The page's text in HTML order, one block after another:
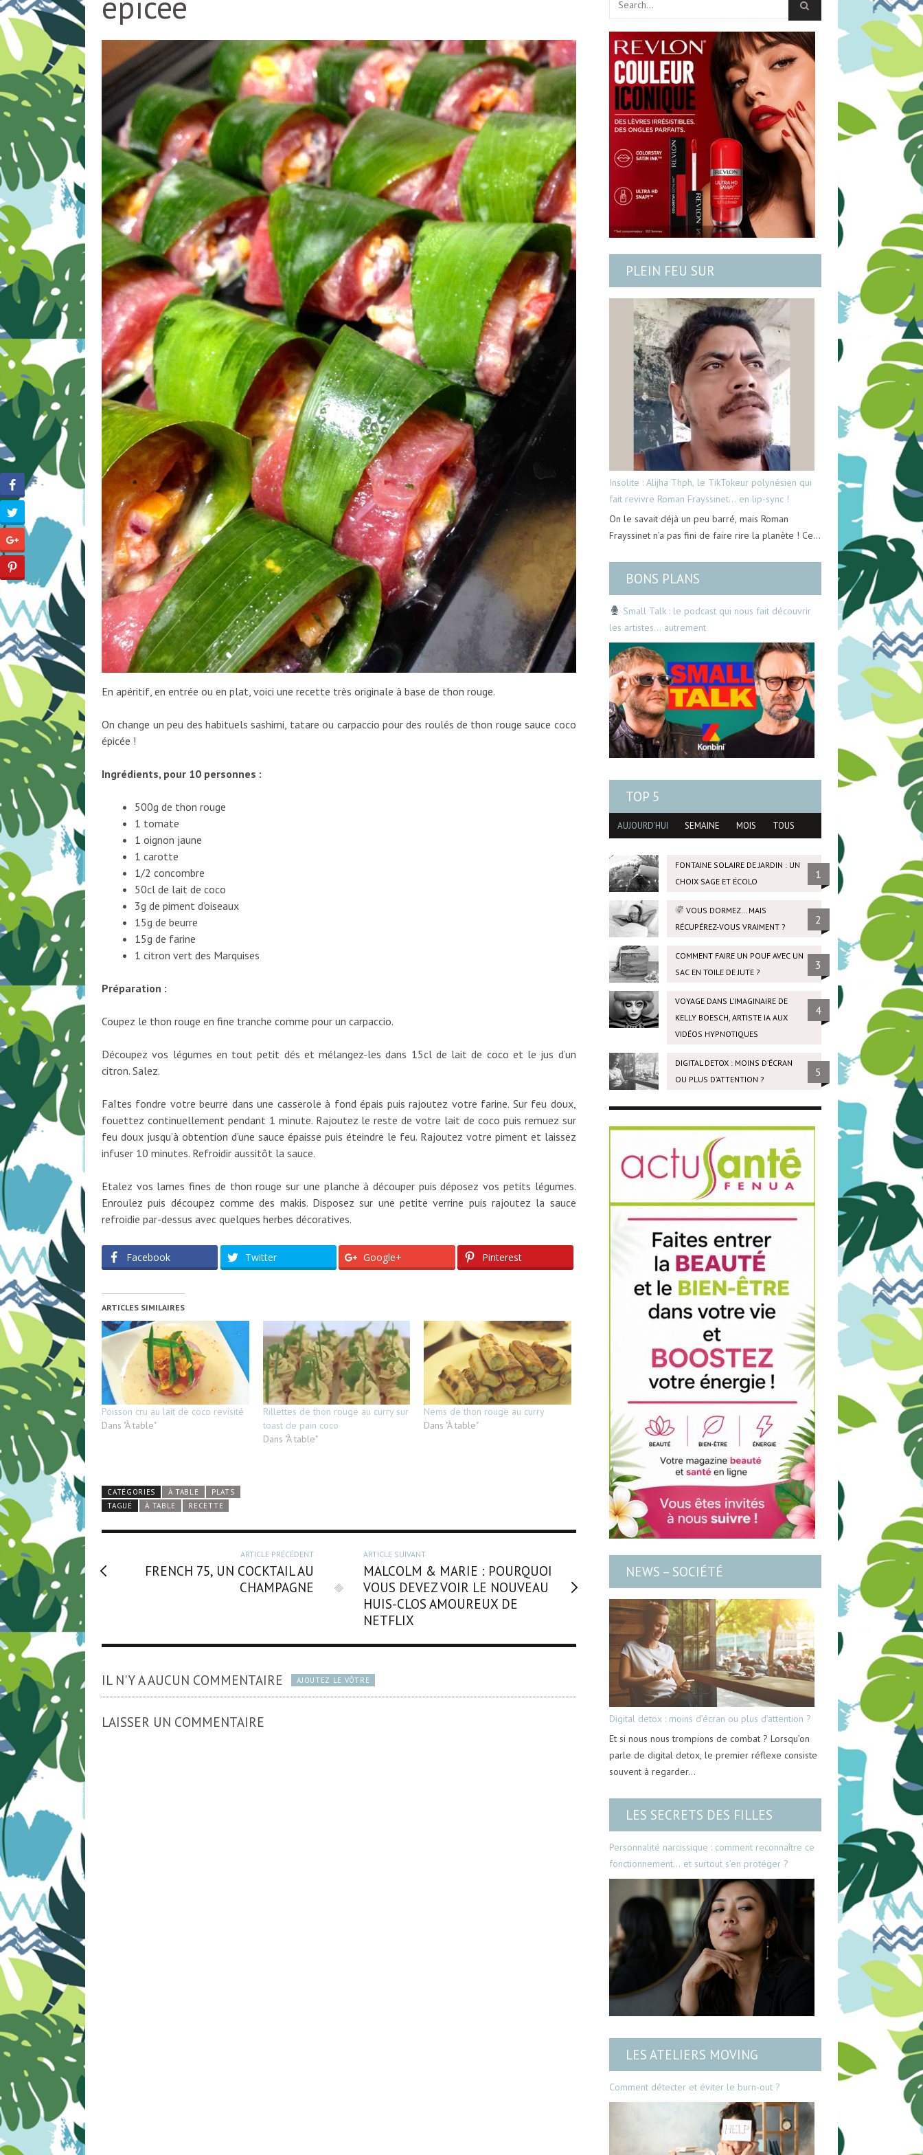
En apéritif, en entrée ou en plat, voici une recette très originale à base de thon rouge.
On change un peu des habituels sashimi, tatare ou carpaccio pour des roulés de thon rouge sauce coco
épicée !
Ingrédients, pour 10 personnes :
500g de thon rouge
1 tomate
1 oignon jaune
1 carotte
1/2 concombre
50cl de lait de coco
3g de piment d’oiseaux
15g de beurre
15g de farine
1 citron vert des Marquises
Préparation :
Coupez le thon rouge en fine tranche comme pour un carpaccio.
Découpez vos légumes en tout petit dés et mélangez-les dans 15cl de lait de coco et le jus d’un
citron. Salez.
Faîtes fondre votre beurre dans une casserole à fond épais puis rajoutez votre farine. Sur feu doux,
fouettez continuellement pendant 1 minute. Rajoutez le reste de votre lait de coco puis remuez sur
feu doux jusqu’à obtention d’une sauce épaisse puis éteindre le feu. Rajoutez votre piment et laissez
infuser 10 minutes. Refroidir aussitôt la sauce.
Etalez vos lames fines de thon rouge sur une planche à découper puis déposez vos petits légumes.
Enroulez puis découpez comme des makis. Disposez sur une petite verrine puis rajoutez la sauce
refroidie par-dessus avec quelques herbes décoratives.
Facebook Twitter Google+ Pinterest
ARTICLES SIMILAIRES
Poisson cru au lait de coco revisité
Dans "À table"
Rillettes de thon rouge au curry sur
toast de pain coco
Dans "À table"
Nems de thon rouge au curry
Dans "À table"
CATÉGORIES À TABLE
PLATS
TAGUÉ
À TABLE RECETTE
ARTICLE PRÉCÉDENT
FRENCH 75, UN COCKTAIL AU
CHAMPAGNE
ARTICLE SUIVANT
MALCOLM & MARIE : POURQUOI
VOUS DEVEZ VOIR LE NOUVEAU
HUIS-CLOS AMOUREUX DE
NETFLIX
IL N'Y A AUCUN COMMENTAIRE AJOUTEZ LE VÔTRE
LAISSER UN COMMENTAIRE
PLEIN FEU SUR
Insolite : Alijha Thph, le TikTokeur polynésien qui
fait revivre Roman Frayssinet… en lip-sync !
On le savait déjà un peu barré, mais Roman
Frayssinet n’a pas fini de faire rire la planète ! Ce…
BONS PLANS
Small Talk : le podcast qui nous fait découvrir
les artistes… autrement
TOP 5
AUJOURD'HUI SEMAINE MOIS TOUS
FONTAINE SOLAIRE DE JARDIN : UN
CHOIX SAGE ET ÉCOLO
1
VOUS DORMEZ… MAIS
RÉCUPÉREZ-VOUS VRAIMENT ?
2
COMMENT FAIRE UN POUF AVEC UN
SAC EN TOILE DE JUTE ?
3
VOYAGE DANS L’IMAGINAIRE DE
KELLY BOESCH, ARTISTE IA AUX
VIDÉOS HYPNOTIQUES
4
DIGITAL DETOX : MOINS D’ÉCRAN
OU PLUS D’ATTENTION ?
5
NEWS – SOCIÉTÉ
Digital detox : moins d’écran ou plus d’attention ?
Et si nous nous trompions de combat ? Lorsqu’on
parle de digital detox, le premier réflexe consiste
souvent à regarder…
LES SECRETS DES FILLES
Personnalité narcissique : comment reconnaître ce
fonctionnement… et surtout s’en protéger ?
LES ATELIERS MOVING
Comment détecter et éviter le burn-out ?